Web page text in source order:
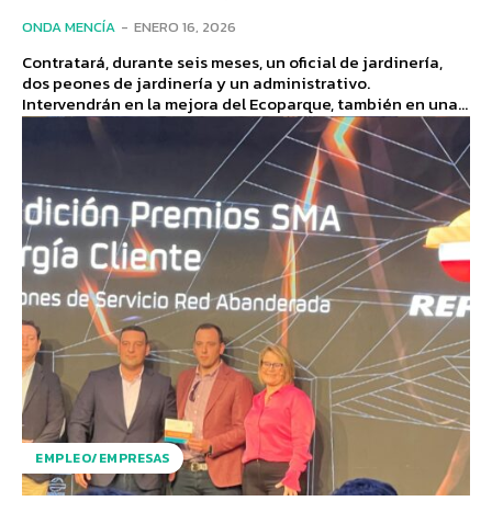
ONDA MENCÍA - ENERO 16, 2026
Contratará, durante seis meses, un oficial de jardinería,
dos peones de jardinería y un administrativo.
Intervendrán en la mejora del Ecoparque, también en una...
EMPLEO/EMPRESAS